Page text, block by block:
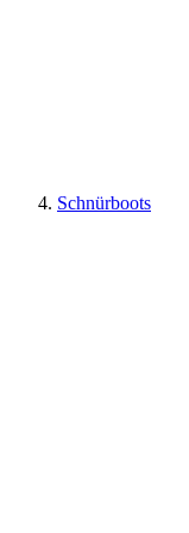
Schnürboots